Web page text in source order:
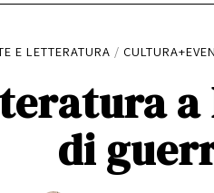
E LETTERATURA /
a
di